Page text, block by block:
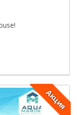
Акция